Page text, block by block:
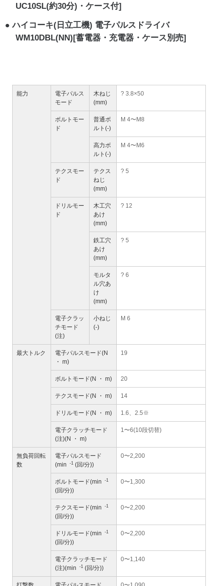
UC10SL(約30分)・ケース付]
ハイコーキ(日立工機) 電子パルスドライバ
WM10DBL(NN)[蓄電器・充電器・ケース別売]
能力
電子パルス
モード
木ねじ
(mm)
? 3.8×50
ボルトモー
ド
普通ボ
ルト(-)
M 4〜M8
高力ボ
ルト(-)
M 4〜M6
テクスモー
ド
テクス
ねじ
(mm)
? 5
ドリルモー
ド
木工穴
あけ
(mm)
? 12
鉄工穴
あけ
(mm)
? 5
モルタ
ル穴あ
け
(mm)
? 6
電子クラッ
チモード
(注)
小ねじ
(-)
M 6
最大トルク
電子パルスモード(N
・ m)
19
ボルトモード(N ・ m) 20
テクスモード(N ・ m) 14
ドリルモード(N ・ m) 1.6、2.5※
電子クラッチモード
(注)(N ・ m)
1〜6(10段切替)
無負荷回転
数
電子パルスモード
(min
-1 (回/分))
0〜2,200
ボルトモード(min -1
(回/分))
0〜1,300
テクスモード(min -1
(回/分))
0〜2,200
ドリルモード(min -1
(回/分))
0〜2,200
電子クラッチモード
(注)(min
-1 (回/分))
0〜1,140